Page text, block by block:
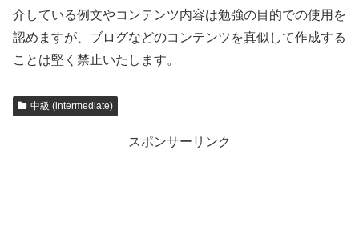
介している例文やコンテンツ内容は勉強の目的での使用を
認めますが、ブログなどのコンテンツを真似して作成する
ことは堅く禁止いたします。
中級 (intermediate)
スポンサーリンク